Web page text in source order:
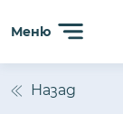
Сайтът
Меню
Назад